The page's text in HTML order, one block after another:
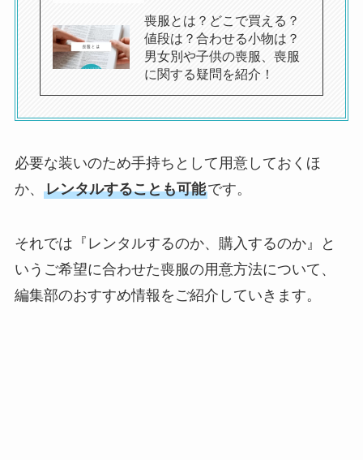
喪服とは？どこで買える？
値段は？合わせる小物は？
男女別や子供の喪服、喪服
に関する疑問を紹介！
必要な装いのため手持ちとして用意しておくほ
か、 レンタルすることも可能です。
それでは『レンタルするのか、購入するのか』と
いうご希望に合わせた喪服の用意方法について、
編集部のおすすめ情報をご紹介していきます。